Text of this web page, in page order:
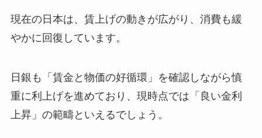
現在の日本は、賃上げの動きが広がり、消費も緩
やかに回復しています。
日銀も「賃金と物価の好循環」を確認しながら慎
重に利上げを進めており、現時点では「良い金利
上昇」の範疇といえるでしょう。